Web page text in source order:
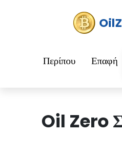
Περίπου Επαφή
Oil Zero